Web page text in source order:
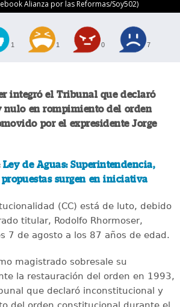
Alianza por las Reformas/Soy502)
1 1 0 7
integró el Tribunal que declaró
en rompimiento del orden
por el expresidente Jorge
Ley de Aguas: Superintendencia,
surgen en iniciativa
(CC) está de luto, debido
titular, Rodolfo Rhormoser,
7 de agosto a los 87 años de edad.
magistrado sobresale su
la restauración del orden en 1993,
que declaró inconstitucional y